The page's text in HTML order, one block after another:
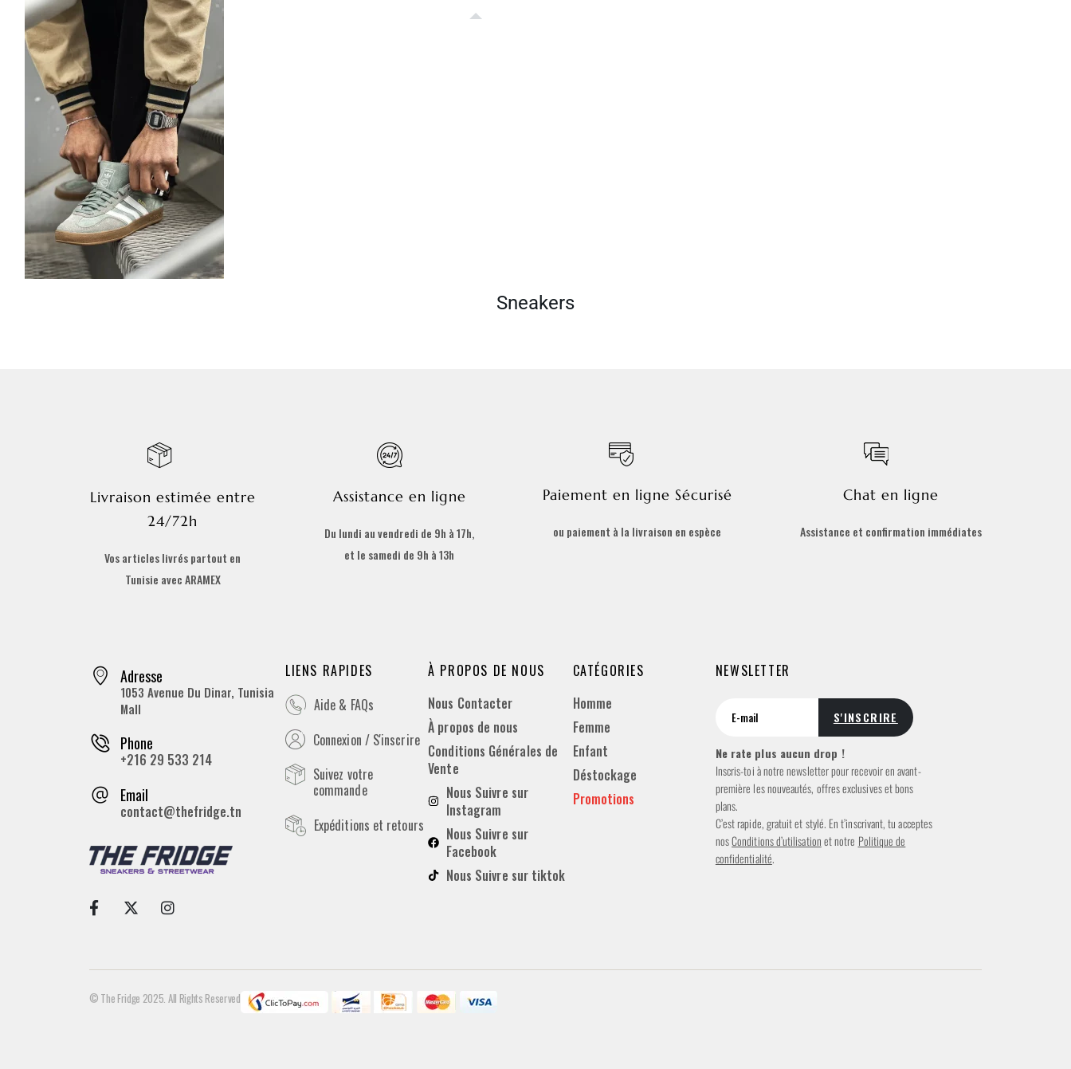
Sneakers
Livraison estimée entre
24/72h
Vos articles livrés partout en
Tunisie avec ARAMEX
Assistance en ligne
Du lundi au vendredi de 9h à 17h,
et le samedi de 9h à 13h
Paiement en ligne Sécurisé
ou paiement à la livraison en espèce
Chat en ligne
Assistance et confirmation immédiates
Adresse
1053 Avenue Du Dinar, Tunisia
Mall
Phone
+216 29 533 214
Email
contact@thefridge.tn
LIENS RAPIDES
Aide & FAQs
Connexion / S'inscrire
Suivez votre
commande
Expéditions et retours
À PROPOS DE NOUS
Nous Contacter
À propos de nous
Conditions Générales de
Vente
Nous Suivre sur
Instagram
Nous Suivre sur
Facebook
Nous Suivre sur tiktok
CATÉGORIES
Homme
Femme
Enfant
Déstockage
Promotions
NEWSLETTER
Ne rate plus aucun drop !
Inscris-toi à notre newsletter pour recevoir en avant-
première les nouveautés, offres exclusives et bons
plans.
C’est rapide, gratuit et stylé. En t’inscrivant, tu acceptes
nosConditions d’utilisationet notre Politique de
confidentialité.
© The Fridge 2025. All Rights Reserved